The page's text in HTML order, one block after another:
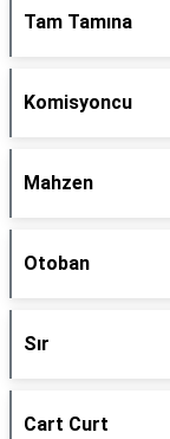
Tam Tamına
Komisyoncu
Mahzen
Otoban
Sır
Cart Curt